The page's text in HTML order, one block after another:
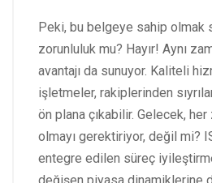
Peki, bu belgeye sahip olmak
zorunluluk mu? Hayır! Aynı
avantajı da sunuyor. Kaliteli
işletmeler, rakiplerinden
ön plana çıkabilir. Gelecek,
olmayı gerektiriyor, değil mi?
entegre edilen süreç
değişen piyasa dinamiklerine